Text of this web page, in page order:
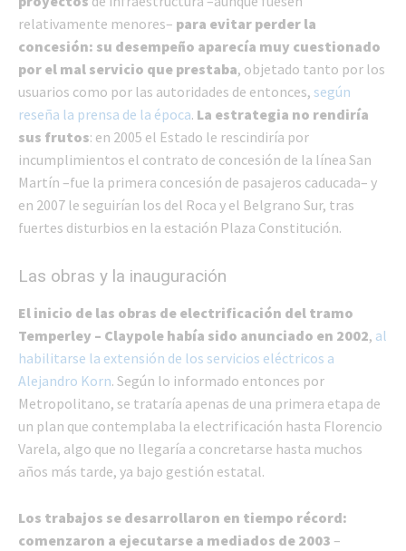
relativamente menores– para evitar perder la
concesión: su desempeño aparecía muy cuestionado
por el mal servicio que prestaba, objetado tanto por los
usuarios como por las autoridades de entonces, según
reseña la prensa de la época. La estrategia no rendiría
sus frutos: en 2005 el Estado le rescindiría por
incumplimientos el contrato de concesión de la línea San
Martín –fue la primera concesión de pasajeros caducada– y
en 2007 le seguirían los del Roca y el Belgrano Sur, tras
fuertes disturbios en la estación Plaza Constitución.
Las obras y la inauguración
El inicio de las obras de electrificación del tramo
Temperley – Claypole había sido anunciado en 2002, al
habilitarse la extensión de los servicios eléctricos a
Alejandro Korn. Según lo informado entonces por
Metropolitano, se trataría apenas de una primera etapa de
un plan que contemplaba la electrificación hasta Florencio
Varela, algo que no llegaría a concretarse hasta muchos
años más tarde, ya bajo gestión estatal.
Los trabajos se desarrollaron en tiempo récord:
comenzaron a ejecutarse a mediados de 2003 –